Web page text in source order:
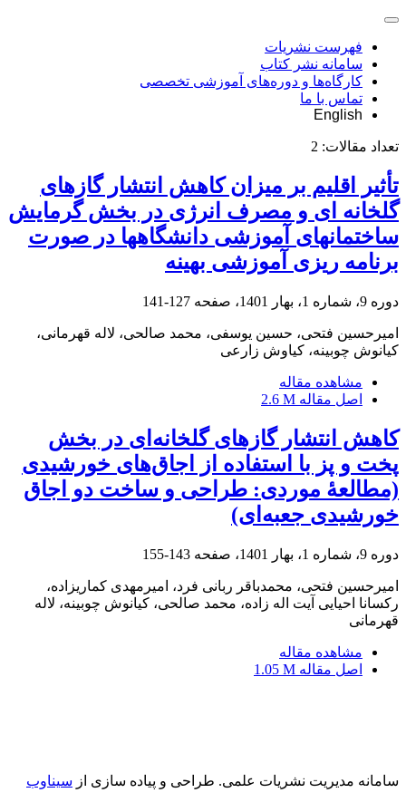
فهرست نشریات
سامانه نشر کتاب
کارگاه‌ها و دوره‌های آموزشی تخصصی
تماس با ما
English
تعداد مقالات: 2
تأثیر اقلیم بر میزان کاهش انتشار گازهای
گلخانه‏ ای و مصرف انرژی در بخش گرمایش
ساختمان‏های آموزشی دانشگاه‏ها در صورت
برنامه ‏ریزی آموزشی بهینه
دوره 9، شماره 1، بهار 1401، صفحه 127-141
امیرحسین فتحی، حسین یوسفی، محمد صالحی، لاله قهرمانی،
کیانوش چوبینه، کیاوش زارعی
مشاهده مقاله
اصل مقاله 2.6 M
کاهش انتشار گازهای گلخانه‌ای در بخش
پخت و پز با استفاده از اجاق‌های خورشیدی
(مطالعۀ موردی: طراحی و ساخت دو اجاق
خورشیدی جعبه‌ای)
دوره 9، شماره 1، بهار 1401، صفحه 143-155
امیرحسین فتحی، محمدباقر ربانی فرد، امیرمهدی کماریزاده،
رکسانا احیایی آیت اله زاده، محمد صالحی، کیانوش چوبینه، لاله
قهرمانی
مشاهده مقاله
اصل مقاله 1.05 M
سامانه مدیریت نشریات علمی. طراحی و پیاده سازی از سیناوب